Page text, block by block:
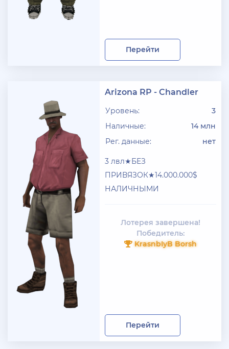
Перейти
Arizona RP - Chandler
Уровень:
3
Наличные:
14 млн
Рег. данные:
нет
3 лвл★БЕЗ
ПРИВЯЗОК★14.000.000$
НАЛИЧНЫМИ
Лотерея завершена!
Победитель:
KrasnbIyB Borsh
Перейти